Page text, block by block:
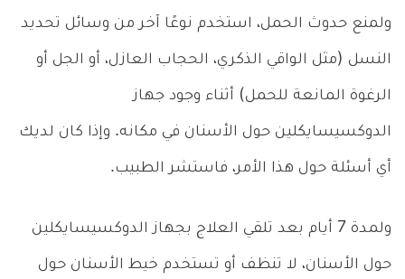
ولمنع حدوث الحمل، استخدم نوعًا آخر من وسائل تحديد
النسل (مثل الواقي الذكري، الحجاب العازل، أو الجل أو
الرغوة المانعة للحمل) أثناء وجود جهاز
الدوكسيسايكلين حول الأسنان في مكانه. وإذا كان لديك
أي أسئلة حول هذا الأمر، فاستشر الطبيب.
ولمدة 7 أيام بعد تلقي العلاج بجهاز الدوكسيسايكلين
حول الأسنان، لا تنظف أو تستخدم خيط الأسنان حول